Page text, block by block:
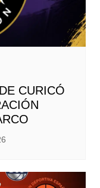
CURICÓ